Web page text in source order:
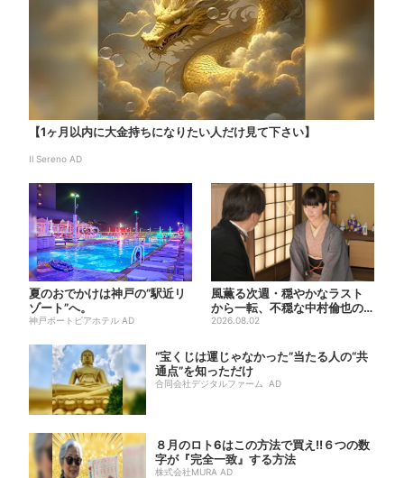
【1ヶ月以内に大金持ちになりたい人だけ見て下さい】
Il Sereno AD
夏のおでかけは神戸の”駅近リ
ゾート”へ。
神戸ポートピアホテル AD
風薫る次週・穏やかなラスト
から一転、不穏な中村倫也の
登場に視聴者期待「いよいよ
2026.08.02
“宝くじは運じゃなかった”当たる人の“共
通点”を知っただけ
合同会社デジタルファーム AD
８月のロト6はこの方法で買え!!６つの数
字が『完全一致』する方法
株式会社MURA AD